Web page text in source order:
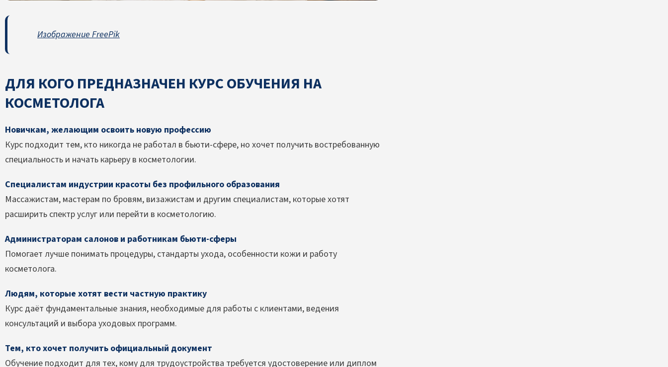
Изображение FreePik
ДЛЯ КОГО ПРЕДНАЗНАЧЕН КУРС ОБУЧЕНИЯ НА
КОСМЕТОЛОГА
Новичкам, желающим освоить новую профессию
Курс подходит тем, кто никогда не работал в бьюти-сфере, но хочет получить востребованную
специальность и начать карьеру в косметологии.
Специалистам индустрии красоты без профильного образования
Массажистам, мастерам по бровям, визажистам и другим специалистам, которые хотят
расширить спектр услуг или перейти в косметологию.
Администраторам салонов и работникам бьюти-сферы
Помогает лучше понимать процедуры, стандарты ухода, особенности кожи и работу
косметолога.
Людям, которые хотят вести частную практику
Курс даёт фундаментальные знания, необходимые для работы с клиентами, ведения
консультаций и выбора уходовых программ.
Тем, кто хочет получить официальный документ
Обучение подходит для тех, кому для трудоустройства требуется удостоверение или диплом